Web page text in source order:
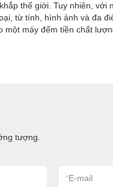
thế giới. Tuy nhiên,
từ tính, hình ảnh và đa
máy đếm tiền chất
tượng.
*E-mail